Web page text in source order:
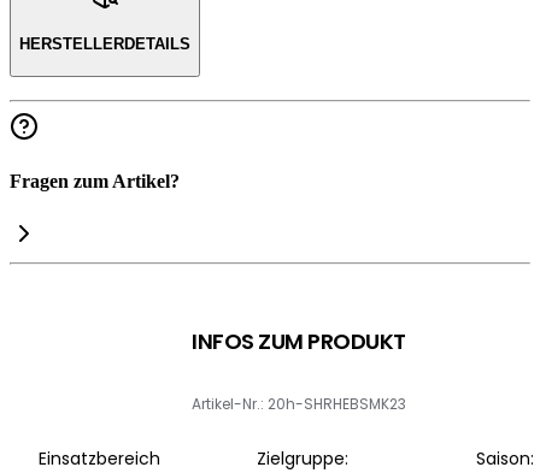
HERSTELLERDETAILS
Fragen zum Artikel?
INFOS ZUM PRODUKT
Artikel-Nr.: 20h-SHRHEBSMK23
Einsatzbereich Zielgruppe: Saison: